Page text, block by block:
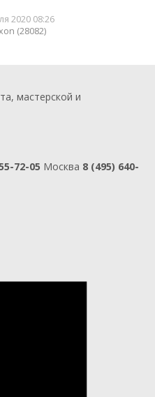
2020 08:26
(28082)
мастерской и
72-05 Москва 8 (495) 640-